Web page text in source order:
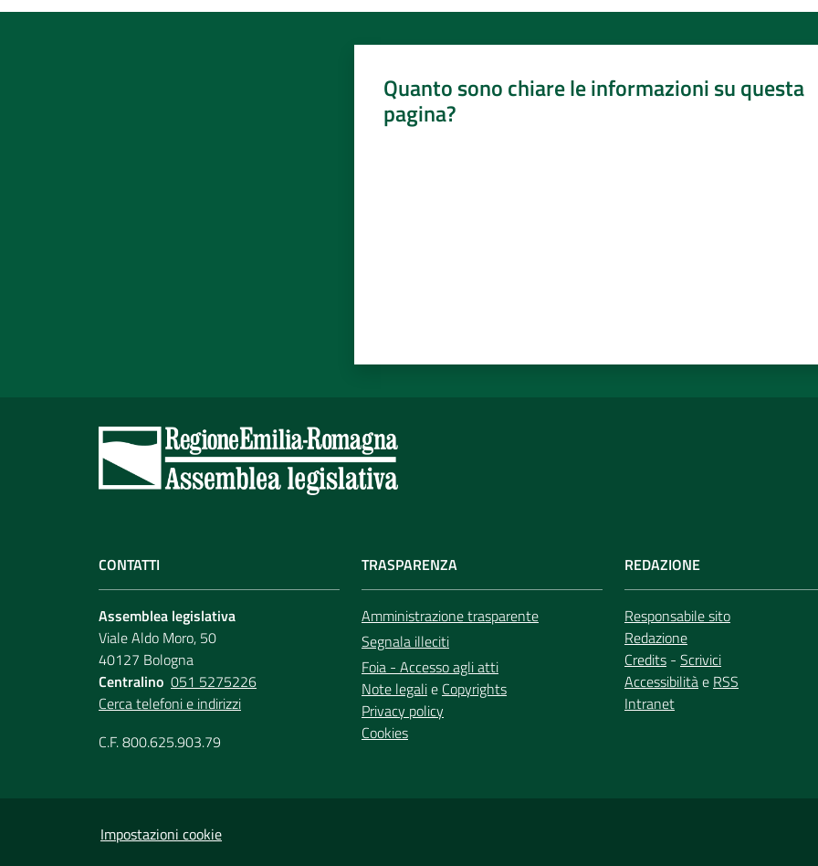
Quanto sono chiare le informazioni su questa
pagina?
CONTATTI
Assemblea legislativa
Viale Aldo Moro, 50
40127 Bologna
Centralino 051 5275226
Cerca telefoni e indirizzi
C.F. 800.625.903.79
TRASPARENZA
Amministrazione trasparente
Segnala illeciti
Foia - Accesso agli atti
Note legalie Copyrights
Privacy policy
Cookies
REDAZIONE
Responsabile sito
Redazione
Credits - Scrivici
Accessibilitàe RSS
Intranet
Impostazioni cookie